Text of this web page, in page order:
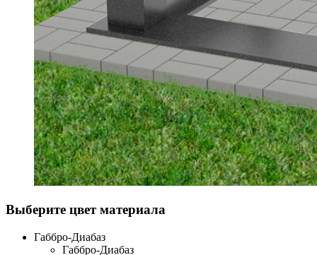
Выберите цвет материала
Габбро-Диабаз
Габбро-Диабаз